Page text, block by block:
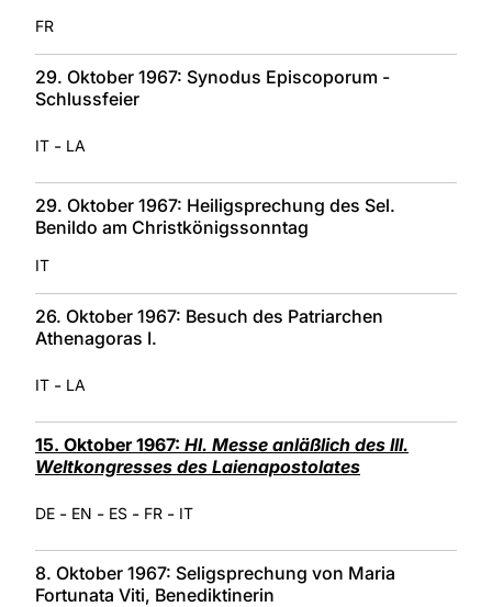
FR
29. Oktober 1967: Synodus Episcoporum -
Schlussfeier
IT - LA
29. Oktober 1967: Heiligsprechung des Sel.
Benildo am Christkönigssonntag
IT
26. Oktober 1967: Besuch des Patriarchen
Athenagoras I.
IT - LA
15. Oktober 1967: Hl. Messe anläßlich des III.
Weltkongresses des Laienapostolates
DE - EN - ES - FR - IT
8. Oktober 1967: Seligsprechung von Maria
Fortunata Viti, Benediktinerin